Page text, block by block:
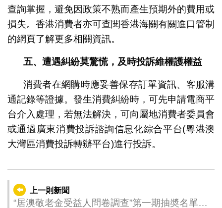
查詢掌握，避免因政策不熟而產生預期外的費用或
損失。香港消費者亦可查閱香港海關有關進口管制
的網頁了解更多相關資訊。
五、遭遇糾紛莫驚慌，及時投訴維權護權益
消費者在網購時應妥善保存訂單資訊、客服溝
通記錄等證據。發生消費糾紛時，可先申請電商平
台介入處理，若無法解決，可向屬地消費者委員會
或通過廣東消費投訴諮詢信息化綜合平台(粵港澳
大灣區消費投訴轉辦平台)進行投訴。
上一則新聞
“居澳敬老金受益人問卷調查”第一期抽奬名單公